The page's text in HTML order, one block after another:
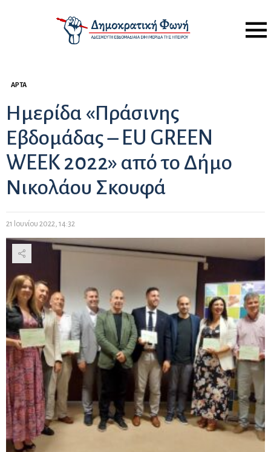
Menu
ΆΡΤΑ
Ημερίδα «Πράσινης
Εβδομάδας – EU GREEN
WEEK 2022» από το Δήμο
Νικολάου Σκουφά
21 Ιουνίου 2022, 14:32